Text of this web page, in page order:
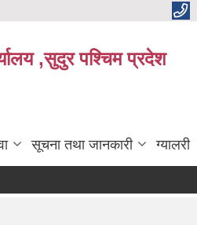
,सुदुर पश्चिम प्रदेश
सूचना तथा जानकारी ग्यालरी